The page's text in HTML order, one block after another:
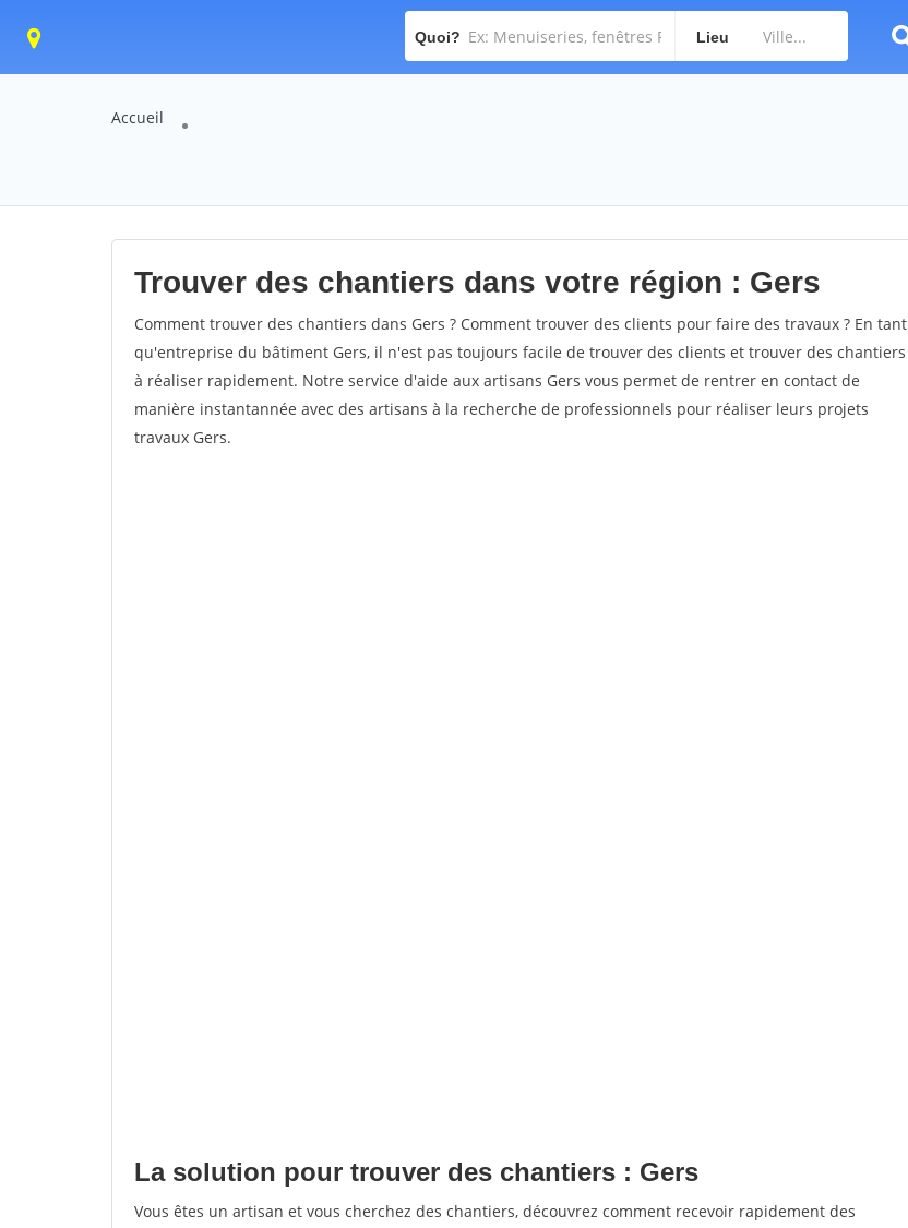
Quoi? Lieu
Accueil
Trouver des chantiers dans votre région : Gers
Comment trouver des chantiers dans Gers ? Comment trouver des clients pour faire des travaux ? En tant
qu'entreprise du bâtiment Gers, il n'est pas toujours facile de trouver des clients et trouver des chantiers
à réaliser rapidement. Notre service d'aide aux artisans Gers vous permet de rentrer en contact de
manière instantannée avec des artisans à la recherche de professionnels pour réaliser leurs projets
travaux Gers.
La solution pour trouver des chantiers : Gers
Vous êtes un artisan et vous cherchez des chantiers, découvrez comment recevoir rapidement des